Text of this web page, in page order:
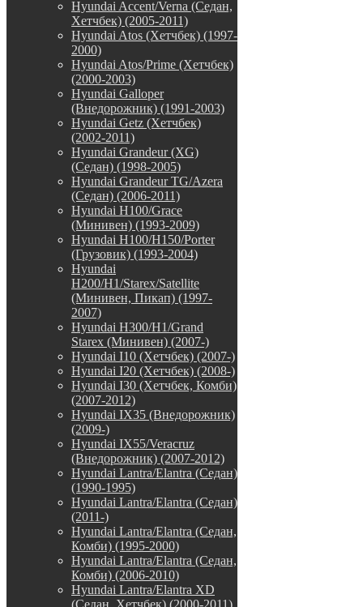
Hyundai Accent/Verna (Седан,
Хетчбек) (2005-2011)
Hyundai Atos (Хетчбек) (1997-
2000)
Hyundai Atos/Prime (Хетчбек)
(2000-2003)
Hyundai Galloper
(Внедорожник) (1991-2003)
Hyundai Getz (Хетчбек)
(2002-2011)
Hyundai Grandeur (XG)
(Седан) (1998-2005)
Hyundai Grandeur TG/Azera
(Седан) (2006-2011)
Hyundai H100/Grace
(Минивен) (1993-2009)
Hyundai H100/H150/Porter
(Грузовик) (1993-2004)
Hyundai
H200/H1/Starex/Satellite
(Минивен, Пикап) (1997-
2007)
Hyundai H300/H1/Grand
Starex (Минивен) (2007-)
Hyundai I10 (Хетчбек) (2007-)
Hyundai I20 (Хетчбек) (2008-)
Hyundai I30 (Хетчбек, Комби)
(2007-2012)
Hyundai IX35 (Внедорожник)
(2009-)
Hyundai IX55/Veracruz
(Внедорожник) (2007-2012)
Hyundai Lantra/Elantra (Седан)
(1990-1995)
Hyundai Lantra/Elantra (Седан)
(2011-)
Hyundai Lantra/Elantra (Седан,
Комби) (1995-2000)
Hyundai Lantra/Elantra (Седан,
Комби) (2006-2010)
Hyundai Lantra/Elantra XD
(Седан, Хетчбек) (2000-2011)